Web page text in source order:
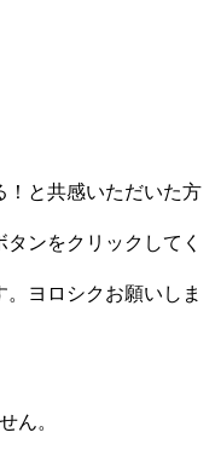
！と共感いただいた方
ンをクリックしてく
ヨロシクお願いしま
ん。